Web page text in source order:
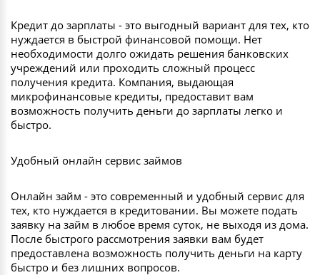
Кредит до зарплаты - это выгодный вариант для тех, кто
нуждается в быстрой финансовой помощи. Нет
необходимости долго ожидать решения банковских
учреждений или проходить сложный процесс
получения кредита. Компания, выдающая
микрофинансовые кредиты, предоставит вам
возможность получить деньги до зарплаты легко и
быстро.
Удобный онлайн сервис займов
Онлайн займ - это современный и удобный сервис для
тех, кто нуждается в кредитовании. Вы можете подать
заявку на займ в любое время суток, не выходя из дома.
После быстрого рассмотрения заявки вам будет
предоставлена возможность получить деньги на карту
быстро и без лишних вопросов.